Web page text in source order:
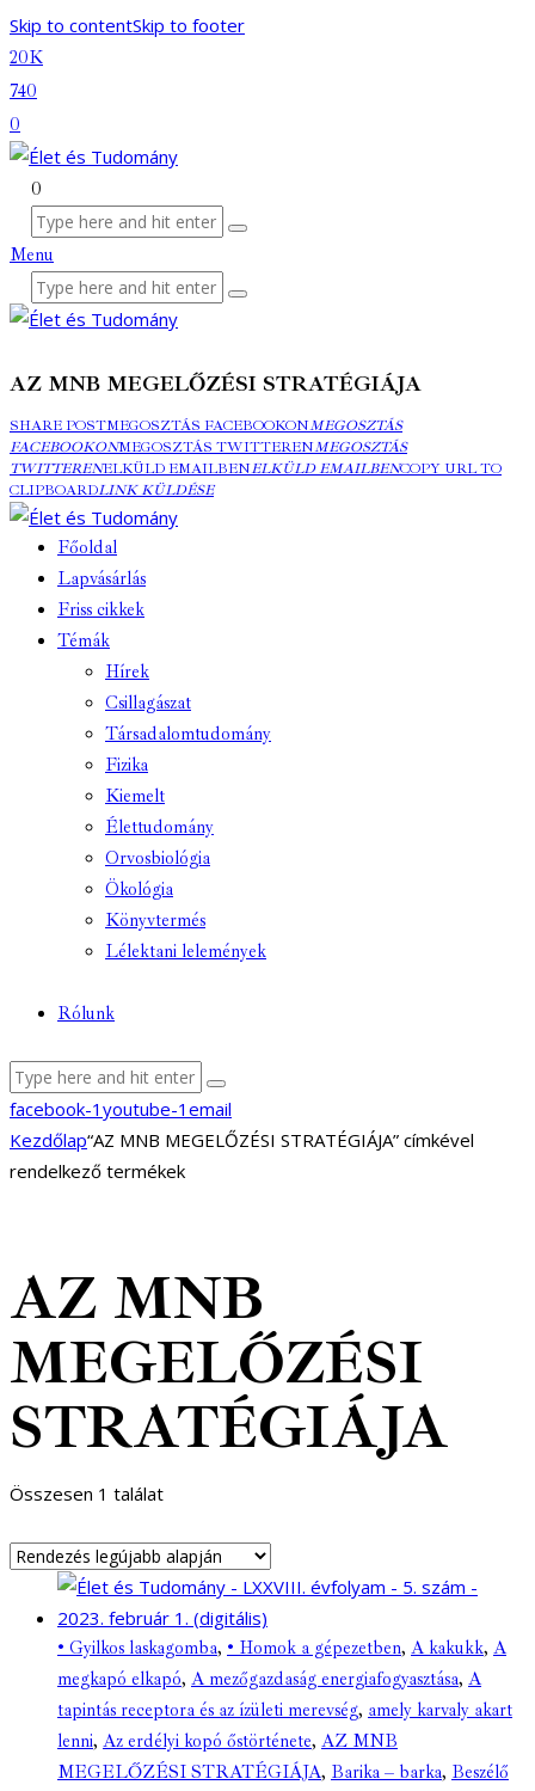
Skip to contentSkip to footer
20K
740
0
0
Menu
AZ MNB MEGELŐZÉSI STRATÉGIÁJA
SHARE POSTMEGOSZTÁS FACEBOOKONMEGOSZTÁS
FACEBOOKONMEGOSZTÁS TWITTERENMEGOSZTÁS
TWITTERENELKÜLD EMAILBENELKÜLD EMAILBENCOPY URL TO
CLIPBOARDLINK KÜLDÉSE
Főoldal
Lapvásárlás
Friss cikkek
Témák
Hírek
Csillagászat
Társadalomtudomány
Fizika
Kiemelt
Élettudomány
Orvosbiológia
Ökológia
Könyvtermés
Lélektani lelemények
Rólunk
facebook-1 youtube-1 email
Kezdőlap“AZ MNB MEGELŐZÉSI STRATÉGIÁJA” címkével
rendelkező termékek
AZ MNB
MEGELŐZÉSI
STRATÉGIÁJA
Összesen 1 találat
• Gyilkos laskagomba, • Homok a gépezetben, A kakukk, A
megkapó elkapó, A mezőgazdaság energiafogyasztása, A
tapintás receptora és az ízületi merevség, amely karvaly akart
lenni, Az erdélyi kopó őstörténete, AZ MNB
MEGELŐZÉSI STRATÉGIÁJA, Barika – barka, Beszélő